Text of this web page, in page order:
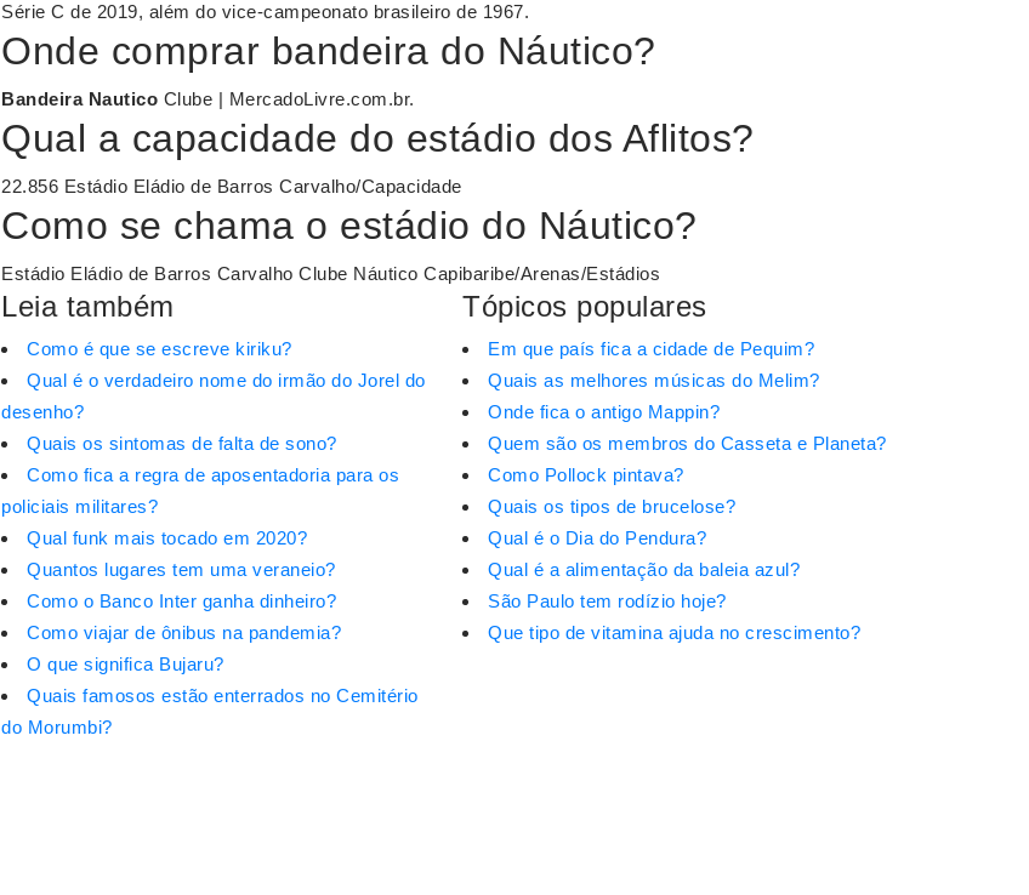
Série C de 2019, além do vice-campeonato brasileiro de 1967.
Onde comprar bandeira do Náutico?
Bandeira Nautico Clube | MercadoLivre.com.br.
Qual a capacidade do estádio dos Aflitos?
22.856 Estádio Eládio de Barros Carvalho/Capacidade
Como se chama o estádio do Náutico?
Estádio Eládio de Barros Carvalho Clube Náutico Capibaribe/Arenas/Estádios
Leia também
Como é que se escreve kiriku?
Qual é o verdadeiro nome do irmão do Jorel do
desenho?
Quais os sintomas de falta de sono?
Como fica a regra de aposentadoria para os
policiais militares?
Qual funk mais tocado em 2020?
Quantos lugares tem uma veraneio?
Como o Banco Inter ganha dinheiro?
Como viajar de ônibus na pandemia?
O que significa Bujaru?
Quais famosos estão enterrados no Cemitério
do Morumbi?
Tópicos populares
Em que país fica a cidade de Pequim?
Quais as melhores músicas do Melim?
Onde fica o antigo Mappin?
Quem são os membros do Casseta e Planeta?
Como Pollock pintava?
Quais os tipos de brucelose?
Qual é o Dia do Pendura?
Qual é a alimentação da baleia azul?
São Paulo tem rodízio hoje?
Que tipo de vitamina ajuda no crescimento?